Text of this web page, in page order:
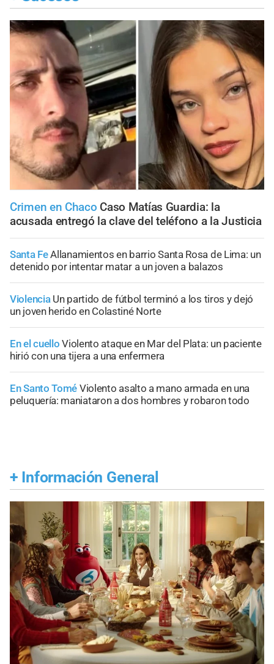
Crimen en Chaco Caso Matías Guardia: la
acusada entregó la clave del teléfono a la Justicia
Santa FeAllanamientos en barrio Santa Rosa de Lima: un
detenido por intentar matar a un joven a balazos
Violencia Un partido de fútbol terminó a los tiros y dejó
un joven herido en Colastiné Norte
En el cuello Violento ataque en Mar del Plata: un paciente
hirió con una tijera a una enfermera
En Santo Tomé Violento asalto a mano armada en una
peluquería: maniataron a dos hombres y robaron todo
+ Información General